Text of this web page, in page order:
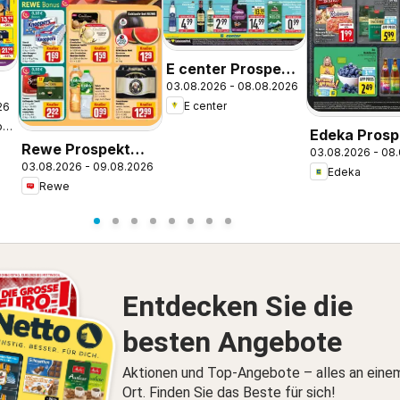
Netto Marken-Discount
Rewe Prospekt
Regensburg
03.08.2026 - 09.08.2026
Rewe
E center Prospekt
Krumbach
03.08.2026 - 08.08.2026
E center
Edeka
Zwiesel
03.08.2026 -
Edeka
Entdecken Sie die
besten Angebote
Aktionen und Top-Angebote – alles an
Ort. Finden Sie das Beste für sich!